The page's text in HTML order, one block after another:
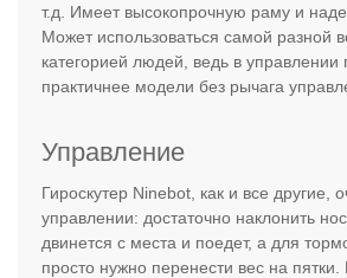
т.д. Имеет высокопрочную раму и
Может использоваться самой разной
категорией людей, ведь в
практичнее модели без рычага
Управление
Гироскутер Ninebot, как и все другие,
управлении: достаточно наклонить
двинется с места и поедет, а для
просто нужно перенести вес на